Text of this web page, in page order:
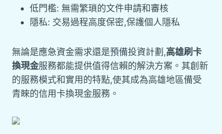
低門檻: 無需繁瑣的文件申請和審核
隱私: 交易過程高度保密,保護個人隱私
無論是應急資金需求還是預備投資計劃,高雄刷卡
換現金服務都能提供值得信賴的解決方案。其創新
的服務模式和實用的特點,使其成為高雄地區備受
青睞的信用卡換現金服務。